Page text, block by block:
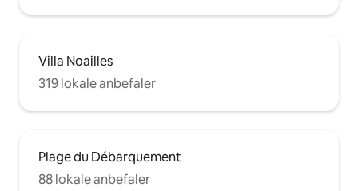
Villa Noailles
319 lokale anbefaler
Plage du Débarquement
88 lokale anbefaler